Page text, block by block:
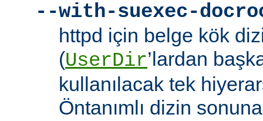
--with-suexec-
httpd için belge kök
(UserDir’lardan
kullanılacak tek
Öntanımlı dizin